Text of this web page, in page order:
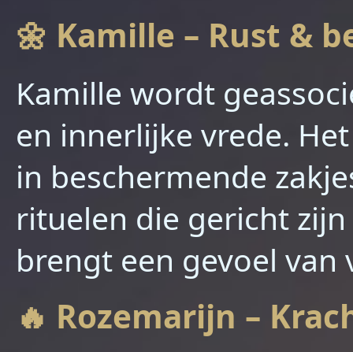
🌼 Kamille – Rust &
Kamille wordt
en innerlijke vrede.
in beschermende
rituelen die gericht
brengt een gevoel
🔥 Rozemarijn –